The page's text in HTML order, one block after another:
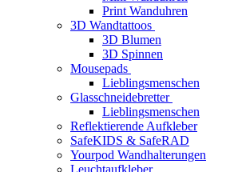
Print Wanduhren
3D Wandtattoos
3D Blumen
3D Spinnen
Mousepads
Lieblingsmenschen
Glasschneidebretter
Lieblingsmenschen
Reflektierende Aufkleber
SafeKIDS & SafeRAD
Yourpod Wandhalterungen
Leuchtaufkleber